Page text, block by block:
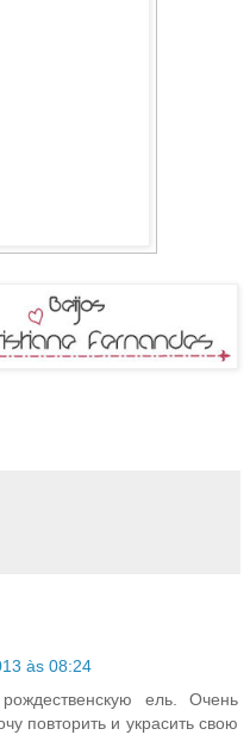
às 08:24
ель. Очень
повторить и украсить свою